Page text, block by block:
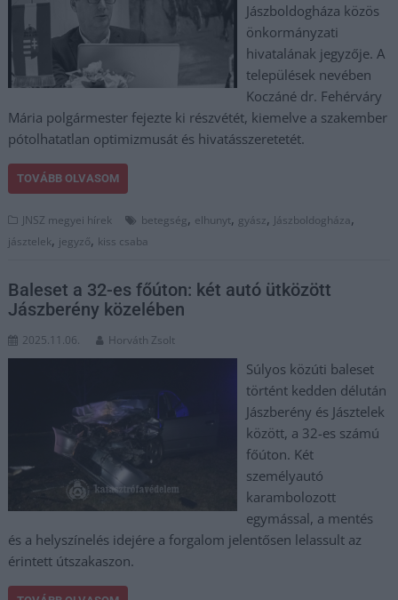
Jászboldogháza közös
önkormányzati
hivatalának jegyzője. A
települések nevében
Koczáné dr. Fehérváry
Mária polgármester fejezte ki részvétét, kiemelve a szakember
pótolhatatlan optimizmusát és hivatásszeretetét.
TOVÁBB OLVASOM
JNSZ megyei hírek betegség, elhunyt, gyász, Jászboldogháza,
jásztelek, jegyző, kiss csaba
Baleset a 32-es főúton: két autó ütközött
Jászberény közelében
2025.11.06. Horváth Zsolt
Súlyos közúti baleset
történt kedden délután
Jászberény és Jásztelek
között, a 32-es számú
főúton. Két
személyautó
karambolozott
egymással, a mentés
és a helyszínelés idejére a forgalom jelentősen lelassult az
érintett útszakaszon.